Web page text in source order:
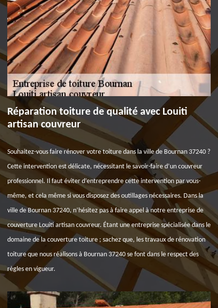
Réparation toiture de qualité avec Louiti
artisan couvreur
Souhaitez-vous faire rénover votre toiture dans la ville de Bournan 37240 ?
Cette intervention est délicate, nécessitant le savoir-faire d’un couvreur
professionnel. Il faut éviter d’entreprendre cette intervention par vous-
même, et cela même si vous disposez des outillages nécessaires. Dans la
ville de Bournan 37240, n’hésitez pas à faire appel à notre entreprise de
couverture Louiti artisan couvreur. Étant une entreprise spécialisée dans le
domaine de la couverture toiture ; sachez que, les travaux de rénovation
toiture que nous réalisons à Bournan 37240 se font dans le respect des
règles en vigueur.